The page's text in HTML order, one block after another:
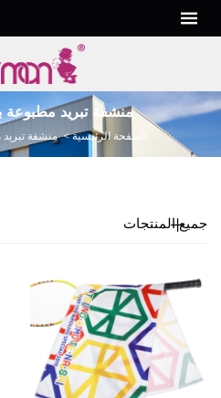
منشفة تبريد مطبوعة
الصفحة الرئيسية>منشفة
جميع المنتجات